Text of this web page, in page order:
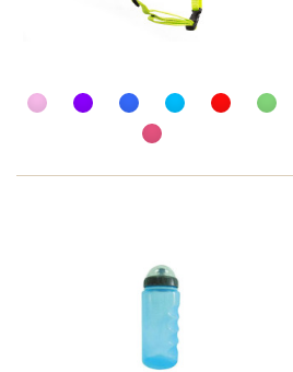
Обмотка руля / грипсы
Год